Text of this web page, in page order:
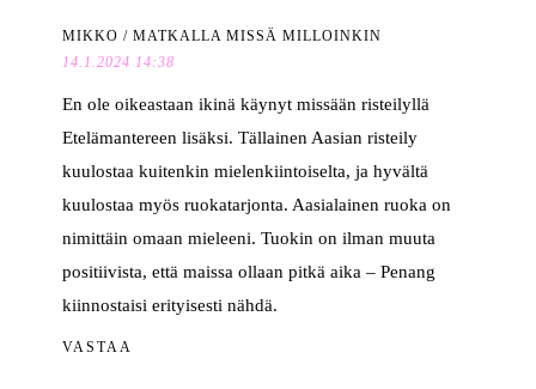
MIKKO / MATKALLA MISSÄ MILLOINKIN
14.1.2024 14:38
En ole oikeastaan ikinä käynyt missään risteilyllä
Etelämantereen lisäksi. Tällainen Aasian risteily
kuulostaa kuitenkin mielenkiintoiselta, ja hyvältä
kuulostaa myös ruokatarjonta. Aasialainen ruoka on
nimittäin omaan mieleeni. Tuokin on ilman muuta
positiivista, että maissa ollaan pitkä aika – Penang
kiinnostaisi erityisesti nähdä.
VASTAA